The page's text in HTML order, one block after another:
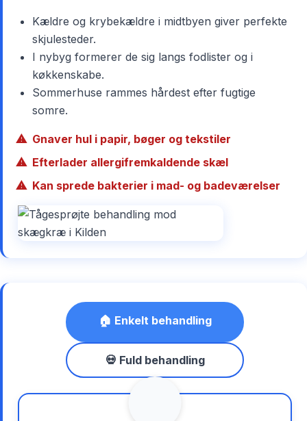
Kældre og krybekældre i midtbyen giver perfekte
skjulesteder.
I nybyg formerer de sig langs fodlister og i
køkkenskabe.
Sommerhuse rammes hårdest efter fugtige
somre.
Gnaver hul i papir, bøger og tekstiler
Efterlader allergifremkaldende skæl
Kan sprede bakterier i mad- og badeværelser
🏠 Enkelt behandling
💀 Fuld behandling